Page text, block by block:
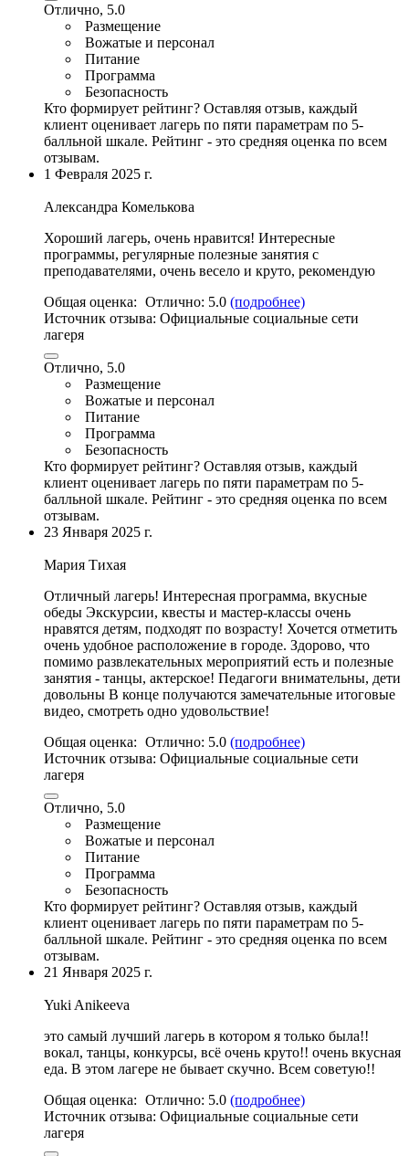
Отлично, 5.0
Размещение
Вожатые и персонал
Питание
Программа
Безопасность
Кто формирует рейтинг? Оставляя отзыв, каждый
клиент оценивает лагерь по пяти параметрам по 5-
балльной шкале. Рейтинг - это средняя оценка по всем
отзывам.
1 Февраля 2025 г.
Александра Комелькова
Хороший лагерь, очень нравится! Интересные
программы, регулярные полезные занятия с
преподавателями, очень весело и круто, рекомендую
Общая оценка: Отлично: 5.0 (подробнее)
Источник отзыва: Официальные социальные сети
лагеря
Отлично, 5.0
Размещение
Вожатые и персонал
Питание
Программа
Безопасность
Кто формирует рейтинг? Оставляя отзыв, каждый
клиент оценивает лагерь по пяти параметрам по 5-
балльной шкале. Рейтинг - это средняя оценка по всем
отзывам.
23 Января 2025 г.
Мария Тихая
Отличный лагерь! Интересная программа, вкусные
обеды Экскурсии, квесты и мастер-классы очень
нравятся детям, подходят по возрасту! Хочется отметить
очень удобное расположение в городе. Здорово, что
помимо развлекательных мероприятий есть и полезные
занятия - танцы, актерское! Педагоги внимательны, дети
довольны В конце получаются замечательные итоговые
видео, смотреть одно удовольствие!
Общая оценка: Отлично: 5.0 (подробнее)
Источник отзыва: Официальные социальные сети
лагеря
Отлично, 5.0
Размещение
Вожатые и персонал
Питание
Программа
Безопасность
Кто формирует рейтинг? Оставляя отзыв, каждый
клиент оценивает лагерь по пяти параметрам по 5-
балльной шкале. Рейтинг - это средняя оценка по всем
отзывам.
21 Января 2025 г.
Yuki Anikeeva
это самый лучший лагерь в котором я только была!!
вокал, танцы, конкурсы, всë очень круто!! очень вкусная
еда. В этом лагере не бывает скучно. Всем советую!!
Общая оценка: Отлично: 5.0 (подробнее)
Источник отзыва: Официальные социальные сети
лагеря